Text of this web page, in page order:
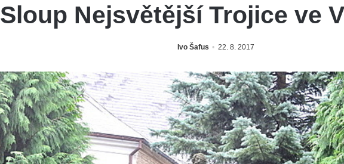
Sloup Nejsvětější Trojice ve
Ivo Šafus 22. 8. 2017